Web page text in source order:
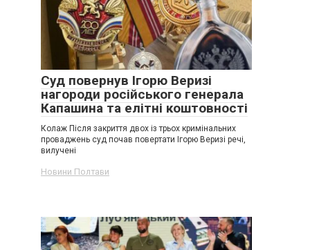
Суд повернув Ігорю Веризі
нагороди російського генерала
Капашина та елітні коштовності
Колаж Після закриття двох із трьох кримінальних
проваджень суд почав повертати Ігорю Веризі речі,
вилучені
Новини Полтави